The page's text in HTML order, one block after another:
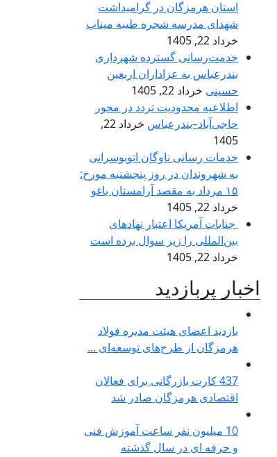
استان هرمزگان در گرامیداشت
شهدای مدرسه شجره طیبه میناب
خرداد 22, 1405
خدمت‌رسانی گسترده شهرداری
بندرعباس به عزاداران اربعین
حسینی خرداد 22, 1405
اطلاعیه محدودیت تردد در محور
حاجی‌آباد–بندرعباس
خرداد 22,
1405
خدمات رسانی ناوگان اتوبوسرانی
به شهروندان در روز پنجشنبه مورخ:
۱۵ مرداد به مقصد آرامستان باغو
خرداد 22, 1405
جنایات آمریکا اعتبار نهادهای
بین‌المللی را زیر سوال برده است
خرداد 22, 1405
اخبار پربازدید
بازدید اعضای هیئت مدیره فولاد
هرمزگان از طرح‌های توسعه‌ای ...
437 کارت بازرگانی برای فعالان
اقتصادی هرمزگان صادر شد
10 میلیون نفر ساعت آموزش فنی
و حرفه ای در سال گذشته